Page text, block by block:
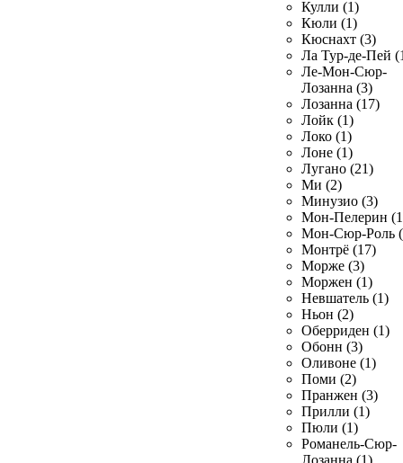
Кулли (1)
Кюли (1)
Кюснахт (3)
Ла Тур-де-Пей
Ле-Мон-Сюр-
Лозанна (3)
Лозанна (17)
Лойк (1)
Локо (1)
Лоне (1)
Лугано (21)
Ми (2)
Минузио (3)
Мон-Пелерин
Мон-Сюр-Роль
Монтрё (17)
Морже (3)
Моржен (1)
Невшатель (1)
Ньон (2)
Оберриден (1)
Обонн (3)
Оливоне (1)
Поми (2)
Пранжен (3)
Прилли (1)
Пюли (1)
Романель-Сюр-
Лозанна (1)